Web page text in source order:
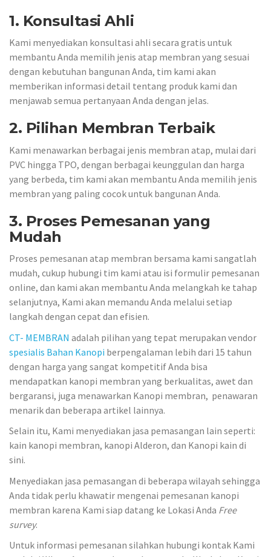
1. Konsultasi Ahli
Kami menyediakan konsultasi ahli secara gratis untuk
membantu Anda memilih jenis atap membran yang sesuai
dengan kebutuhan bangunan Anda, tim kami akan
memberikan informasi detail tentang produk kami dan
menjawab semua pertanyaan Anda dengan jelas.
2. Pilihan Membran Terbaik
Kami menawarkan berbagai jenis membran atap, mulai dari
PVC hingga TPO, dengan berbagai keunggulan dan harga
yang berbeda, tim kami akan membantu Anda memilih jenis
membran yang paling cocok untuk bangunan Anda.
3. Proses Pemesanan yang
Mudah
Proses pemesanan atap membran bersama kami sangatlah
mudah, cukup hubungi tim kami atau isi formulir pemesanan
online, dan kami akan membantu Anda melangkah ke tahap
selanjutnya, Kami akan memandu Anda melalui setiap
langkah dengan cepat dan efisien.
CT- MEMBRAN adalah pilihan yang tepat merupakan vendor
spesialis Bahan Kanopi berpengalaman lebih dari 15 tahun
dengan harga yang sangat kompetitif Anda bisa
mendapatkan kanopi membran yang berkualitas, awet dan
bergaransi, juga menawarkan Kanopi membran, penawaran
menarik dan beberapa artikel lainnya.
Selain itu, Kami menyediakan jasa pemasangan lain seperti:
kain kanopi membran, kanopi Alderon, dan Kanopi kain di
sini.
Menyediakan jasa pemasangan di beberapa wilayah sehingga
Anda tidak perlu khawatir mengenai pemesanan kanopi
membran karena Kami siap datang ke Lokasi Anda Free
survey.
Untuk informasi pemesanan silahkan hubungi kontak Kami